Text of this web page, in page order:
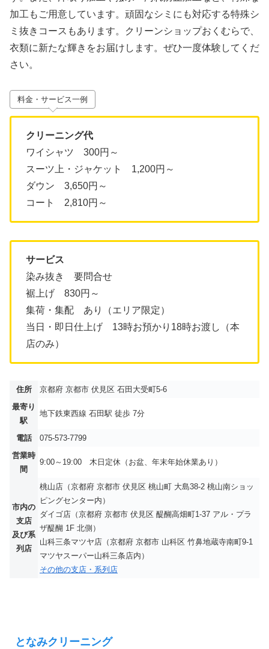
加工もご用意しています。頑固なシミにも対応する特殊シ
ミ抜きコースもあります。クリーンショップおくむらで、
衣類に新たな輝きをお届けします。ぜひ一度体験してくだ
さい。
料金・サービス一例
クリーニング代
ワイシャツ 300円～
スーツ上・ジャケット 1,200円～
ダウン 3,650円～
コート 2,810円～
サービス
染み抜き 要問合せ
裾上げ 830円～
集荷・集配 あり（エリア限定）
当日・即日仕上げ 13時お預かり18時お渡し（本
店のみ）
住所
京都府 京都市 伏見区 石田大受町5-6
最寄り
駅
地下鉄東西線 石田駅 徒歩 7分
電話
075-573-7799
営業時
間
9:00～19:00 木日定休（お盆、年末年始休業あり）
市内の
支店
及び系
列店
桃山店（京都府 京都市 伏見区 桃山町 大島38-2 桃山南ショッ
ピングセンター内）
ダイゴ店（京都府 京都市 伏見区 醍醐高畑町1-37 アル・プラ
ザ醍醐 1F 北側）
山科三条マツヤ店（京都府 京都市 山科区 竹鼻地蔵寺南町9-1
マツヤスーパー山科三条店内）
その他の支店・系列店
となみクリーニング